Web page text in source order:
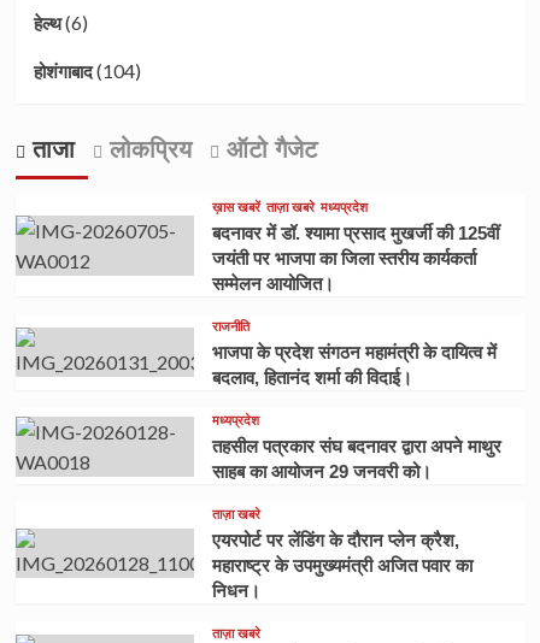
हेल्थ(6)
होशंगाबाद(104)
ताजा लोकप्रिय ऑटो गैजेट
ख़ास खबरें ताज़ा खबरे मध्यप्रदेश
बदनावर में डॉ. श्यामा प्रसाद मुखर्जी की 125वीं
जयंती पर भाजपा का जिला स्तरीय कार्यकर्ता
सम्मेलन आयोजित।
राजनीति
भाजपा के प्रदेश संगठन महामंत्री के दायित्व में
बदलाव, हितानंद शर्मा की विदाई।
मध्यप्रदेश
तहसील पत्रकार संघ बदनावर द्वारा अपने माथुर
साहब का आयोजन 29 जनवरी को।
ताज़ा खबरे
एयरपोर्ट पर लेंडिंग के दौरान प्लेन क्रैश,
महाराष्ट्र के उपमुख्यमंत्री अजित पवार का
निधन।
ताज़ा खबरे